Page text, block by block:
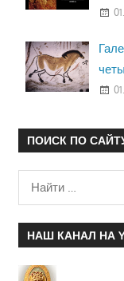
ПОИСК ПО
НАШ КАНАЛ НА